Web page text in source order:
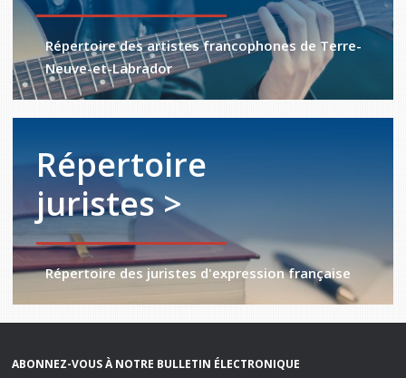
Répertoire des artistes francophones de Terre-
Neuve-et-Labrador
Répertoire
juristes >
Répertoire des juristes d'expression française
ABONNEZ-VOUS À NOTRE BULLETIN ÉLECTRONIQUE